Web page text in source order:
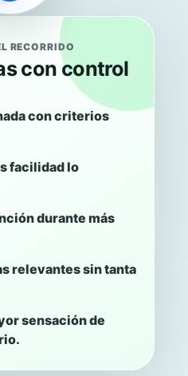
RECORRIDO
con control
con criterios
facilidad lo
durante más
relevantes sin tanta
sensación de